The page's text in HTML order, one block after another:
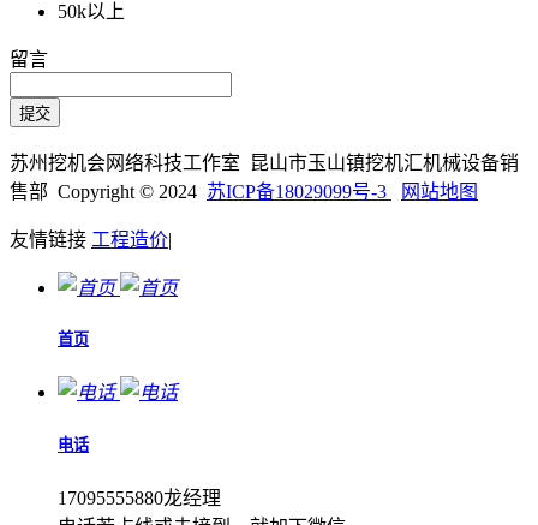
50k以上
留言
苏州挖机会网络科技工作室 昆山市玉山镇挖机汇机械设备销
售部 Copyright © 2024 苏ICP备18029099号-3 网站地图
友情链接 工程造价|
首页
电话
17095555880龙经理